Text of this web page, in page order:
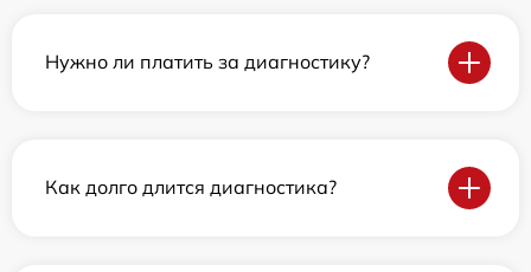
Нужно ли платить за диагностику?
Как долго длится диагностика?